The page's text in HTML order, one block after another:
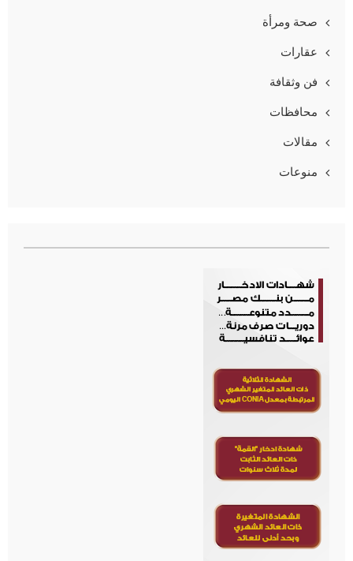
صحة ومرأة
عقارات
فن وثقافة
محافظات
مقالات
منوعات